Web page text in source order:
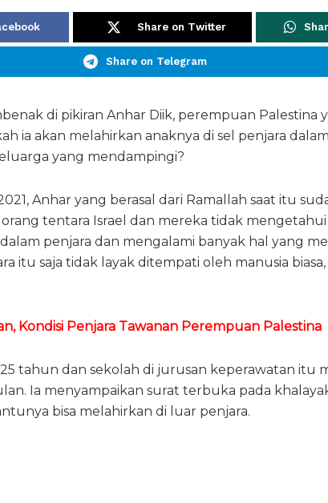
Share on Twitter
Share on Telegram
di pikiran Anhar Diik, perempuan Palestina
ia akan melahirkan anaknya di sel penjara
yang mendampingi?
Anhar yang berasal dari Ramallah saat itu
tentara Israel dan mereka tidak mengetahui
penjara dan mengalami banyak hal yang
itu saja tidak layak ditempati oleh manusia
Kondisi Penjara Tawanan Perempuan Palestina
tahun dan sekolah di jurusan keperawatan itu
Ia menyampaikan surat terbuka pada
bisa melahirkan di luar penjara.